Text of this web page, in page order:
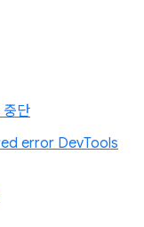
중단
error DevTools